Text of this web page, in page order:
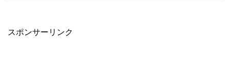
スポンサーリンク